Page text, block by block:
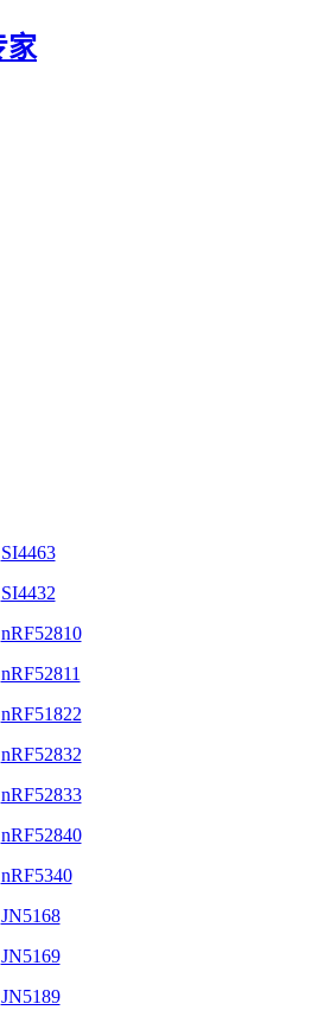
SI4463
SI4432
nRF52810
nRF52811
nRF51822
nRF52832
nRF52833
nRF52840
nRF5340
JN5168
JN5169
JN5189